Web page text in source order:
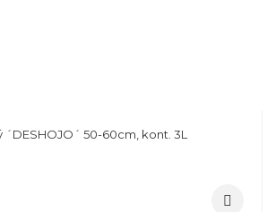
50-60cm, kont. 3L